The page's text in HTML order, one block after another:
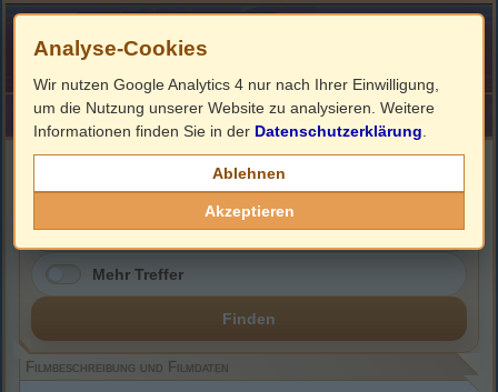
HOME ImpressumLinks
Filmbeschreibung, Cover & Blu-ray Infos
Mehr Treffer
Finden
Filmbeschreibung und Filmdaten
Analyse-Cookies
Wir nutzen Google Analytics 4 nur nach Ihrer Einwilligung,
um die Nutzung unserer Website zu analysieren. Weitere
Informationen finden Sie in der Datenschutzerklärung
Ablehnen
Akzeptieren